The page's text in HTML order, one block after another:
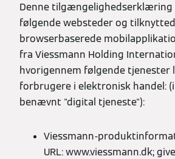
Denne
følgende websteder og
browserbaserede
fra Viessmann Holding
hvorigennem følgende tjenester
forbrugere i elektronisk handel:
benævnt "digital tjeneste"):
Viessmann-
URL: www.viessmann.dk;